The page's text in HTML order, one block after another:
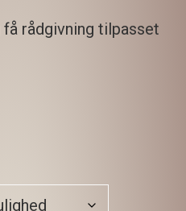
tilrådgivning tilpasset